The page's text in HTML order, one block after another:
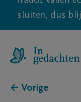
sluiten, dus
← Vorige